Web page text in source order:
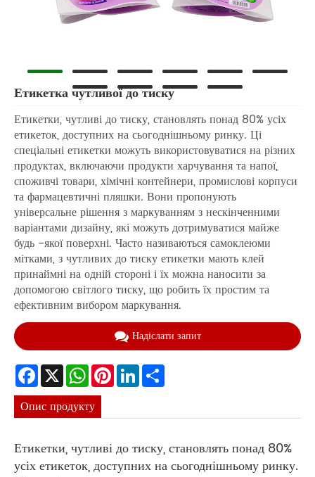
Етикетка чутливої ​​до тиску
Етикетки, чутливі до тиску, становлять понад 80% усіх
етикеток, доступних на сьогоднішньому ринку. Ці
спеціальні етикетки можуть використовуватися на різних
продуктах, включаючи продукти харчування та напої,
споживчі товари, хімічні контейнери, промислові корпуси
та фармацевтичні пляшки. Вони пропонують
універсальне рішення з маркуванням з нескінченними
варіантами дизайну, які можуть дотримуватися майже
будь -якої поверхні. Часто називаються самоклеюми
мітками, з чутливих до тиску етикетки мають клей
принаймні на одній стороні і їх можна наносити за
допомогою світлого тиску, що робить їх простим та
ефективним вибором маркування.
Надіслати запит
Facebook
X WhatsApp
Pinterest
LinkedIn
Опис продукту
Етикетки, чутливі до тиску, становлять понад 80%
усіх етикеток, доступних на сьогоднішньому ринку.